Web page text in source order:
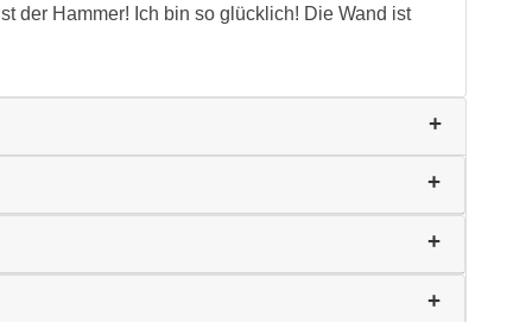
der Hammer! Ich bin so glücklich! Die Wand ist